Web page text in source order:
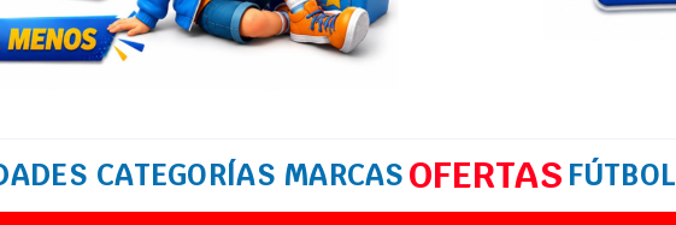
CATEGORÍAS MARCASOFERTAS FÚTBOL